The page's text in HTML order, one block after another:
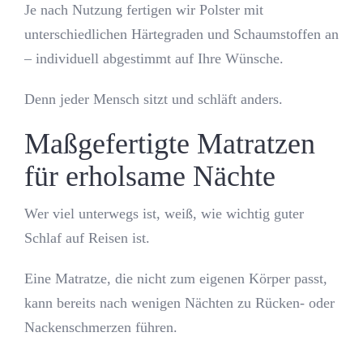
Je nach Nutzung fertigen wir Polster mit
unterschiedlichen Härtegraden und Schaumstoffen an
– individuell abgestimmt auf Ihre Wünsche.
Denn jeder Mensch sitzt und schläft anders.
Maßgefertigte Matratzen
für erholsame Nächte
Wer viel unterwegs ist, weiß, wie wichtig guter
Schlaf auf Reisen ist.
Eine Matratze, die nicht zum eigenen Körper passt,
kann bereits nach wenigen Nächten zu Rücken- oder
Nackenschmerzen führen.